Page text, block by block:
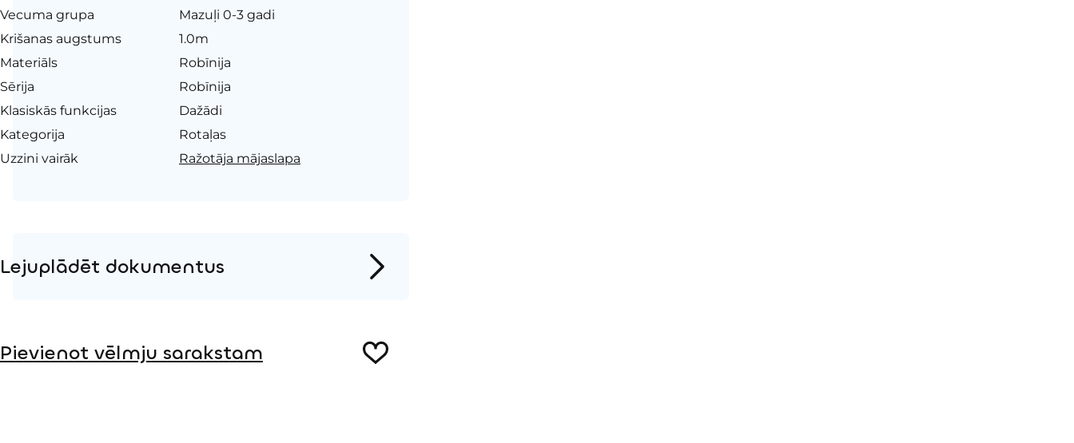
Vecuma grupa
Mazuļi 0-3 gadi
Krišanas augstums
1.0m
Materiāls
Robīnija
Sērija
Robīnija
Klasiskās funkcijas
Dažādi
Kategorija
Rotaļas
Uzzini vairāk
Ražotāja mājaslapa
Lejuplādēt dokumentus
Pievienot vēlmju sarakstam